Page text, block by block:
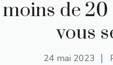
moins de
vous
24 mai 2023